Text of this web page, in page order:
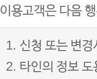
이용고객은 다음
1. 신청 또는 변
2. 타인의 정보 도